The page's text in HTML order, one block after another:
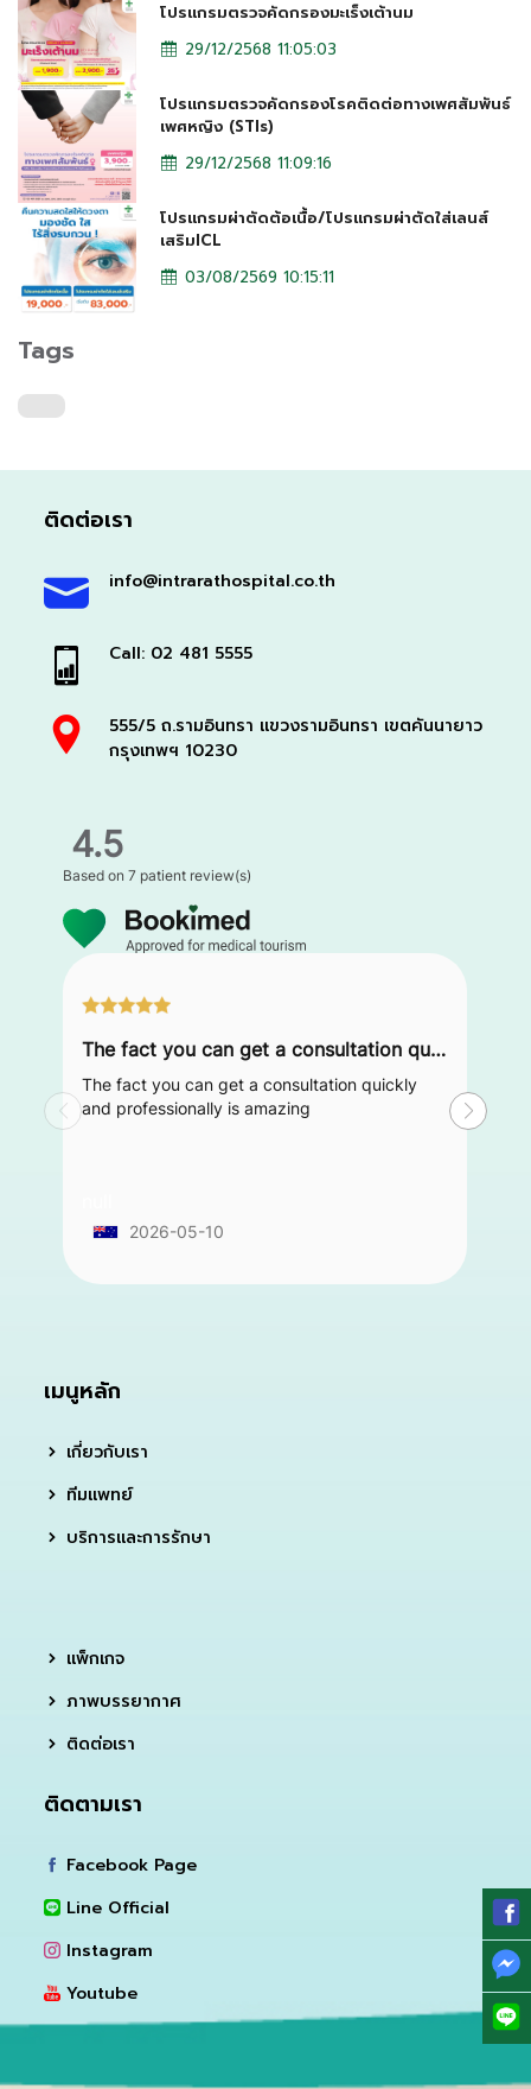
โปรแกรมตรวจคัดกรองมะเร็งเต้านม
29/12/2568 11:05:03
โปรแกรมตรวจคัดกรองโรคติดต่อทางเพศสัมพันธ์
เพศหญิง (STIs)
29/12/2568 11:09:16
โปรแกรมผ่าตัดต้อเนื้อ/โปรแกรมผ่าตัดใส่เลนส์
เสริมICL
03/08/2569 10:15:11
Tags
ติดต่อเรา
info@intrarathospital.co.th
Call: 02 481 5555
555/5 ถ.รามอินทรา แขวงรามอินทรา เขตคันนายาว
กรุงเทพฯ 10230
4.5
Based on7 patient review(s)
The fact you can get a consultation quickly and professionally is amazing
The fact you can get a consultation quickly
and professionally is amazing
2026-05-10
เมนูหลัก
เกี่ยวกับเรา
ทีมแพทย์
บริการและการรักษา
แพ็กเกจ
ภาพบรรยากาศ
ติดต่อเรา
ติดตามเรา
Facebook Page
Line Official
Instagram
Youtube